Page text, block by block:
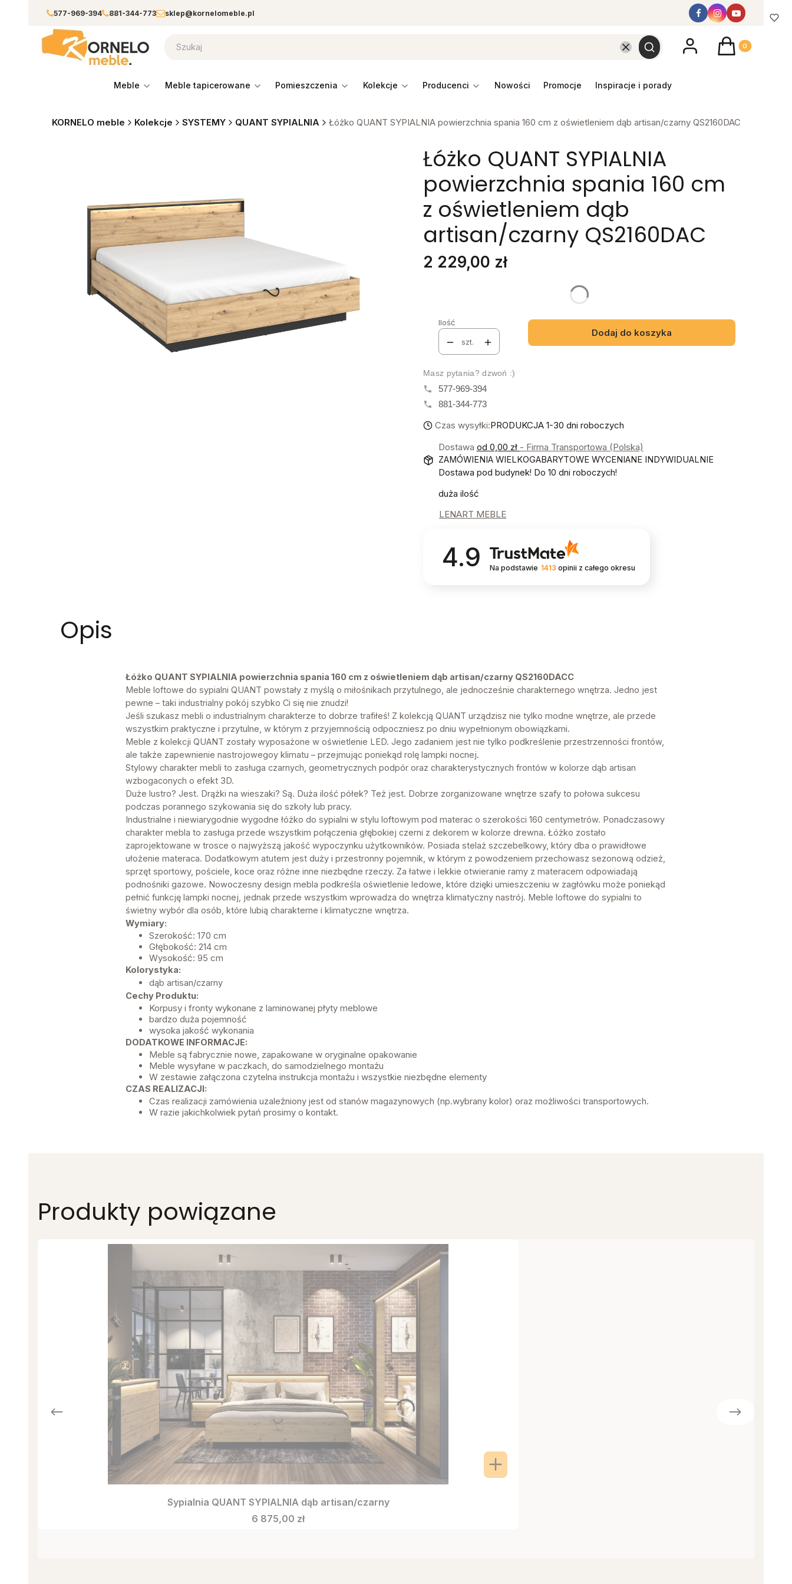
577-969-394 881-344-773 sklep@kornelomeble.pl
Wyczyść
Szukaj
Produkty w
meble meble tapicerowane pomieszczenia kolekcje producenci promocje inspiracje i porady
KORNELO meble Kolekcje SYSTEMY QUANT SYPIALNIA Łóżko QUANT SYPIALNIA powierzchnia spania 160 cm z oświetleniem dąb artisan/czarny QS2160DAC
Łóżko QUANT SYPIALNIA
powierzchnia spania 160 cm
z oświetleniem dąb
artisan/czarny QS2160DAC
Cena
2 229,00 zł
Poszczególne warianty mogą różnić się ceną
Ilość
szt.
Dodaj do koszyka
Masz pytania? dzwoń :)
577-969-394
881-344-773
Czas wysyłki:PRODUKCJA 1-30 dni roboczych
Dostawa od 0,00 zł - Firma Transportowa (Polska)
ZAMÓWIENIA WIELKOGABARYTOWE WYCENIANE INDYWIDUALNIE
Dostawa pod budynek! Do 10 dni roboczych!
duża ilość
LENART MEBLE
4.9 Na podstawie 1413 opinii z całego okresu
Opis
Łóżko QUANT SYPIALNIA powierzchnia spania 160 cm z oświetleniem dąb artisan/czarny QS2160DACC
Meble loftowe do sypialni QUANT powstały z myślą o miłośnikach przytulnego, ale jednocześnie charakternego wnętrza. Jedno jest
pewne – taki industrialny pokój szybko Ci się nie znudzi!
Jeśli szukasz mebli o industrialnym charakterze to dobrze trafiłeś! Z kolekcją QUANT urządzisz nie tylko modne wnętrze, ale przede
wszystkim praktyczne i przytulne, w którym z przyjemnością odpoczniesz po dniu wypełnionym obowiązkami.
Meble z kolekcji QUANT zostały wyposażone w oświetlenie LED. Jego zadaniem jest nie tylko podkreślenie przestrzenności frontów,
ale także zapewnienie nastrojowegoy klimatu – przejmując poniekąd rolę lampki nocnej.
Stylowy charakter mebli to zasługa czarnych, geometrycznych podpór oraz charakterystycznych frontów w kolorze dąb artisan
wzbogaconych o efekt 3D.
Duże lustro? Jest. Drążki na wieszaki? Są. Duża ilość półek? Też jest. Dobrze zorganizowane wnętrze szafy to połowa sukcesu
podczas porannego szykowania się do szkoły lub pracy.
Industrialne i niewiarygodnie wygodne łóżko do sypialni w stylu loftowym pod materac o szerokości 160 centymetrów. Ponadczasowy
charakter mebla to zasługa przede wszystkim połączenia głębokiej czerni z dekorem w kolorze drewna. Łóżko zostało
zaprojektowane w trosce o najwyższą jakość wypoczynku użytkowników. Posiada stelaż szczebelkowy, który dba o prawidłowe
ułożenie materaca. Dodatkowym atutem jest duży i przestronny pojemnik, w którym z powodzeniem przechowasz sezonową odzież,
sprzęt sportowy, pościele, koce oraz różne inne niezbędne rzeczy. Za łatwe i lekkie otwieranie ramy z materacem odpowiadają
podnośniki gazowe. Nowoczesny design mebla podkreśla oświetlenie ledowe, które dzięki umieszczeniu w zagłówku może poniekąd
pełnić funkcję lampki nocnej, jednak przede wszystkim wprowadza do wnętrza klimatyczny nastrój. Meble loftowe do sypialni to
świetny wybór dla osób, które lubią charakterne i klimatyczne wnętrza.
Wymiary:
Szerokość: 170 cm
Głębokość: 214 cm
Wysokość: 95 cm
Kolorystyka:
dąb artisan/czarny
Cechy Produktu:
Korpusy i fronty wykonane z laminowanej płyty meblowe
bardzo duża pojemność
wysoka jakość wykonania
DODATKOWE INFORMACJE:
Meble są fabrycznie nowe, zapakowane w oryginalne opakowanie
Meble wysyłane w paczkach, do samodzielnego montażu
W zestawie załączona czytelna instrukcja montażu i wszystkie niezbędne elementy
CZAS REALIZACJI:
Czas realizacji zamówienia uzależniony jest od stanów magazynowych (np.wybrany kolor) oraz możliwości transportowych.
W razie jakichkolwiek pytań prosimy o kontakt.
Produkty powiązane
Sypialnia QUANT SYPIALNIA dąb artisan/czarny
Cena
6 875,00 zł